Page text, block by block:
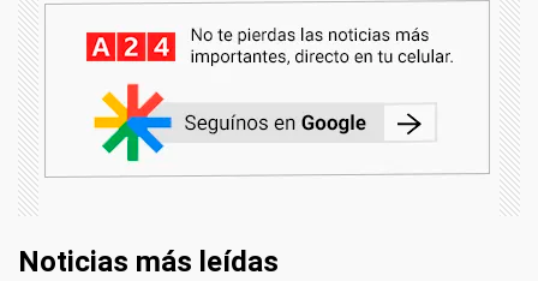
Noticias más leídas